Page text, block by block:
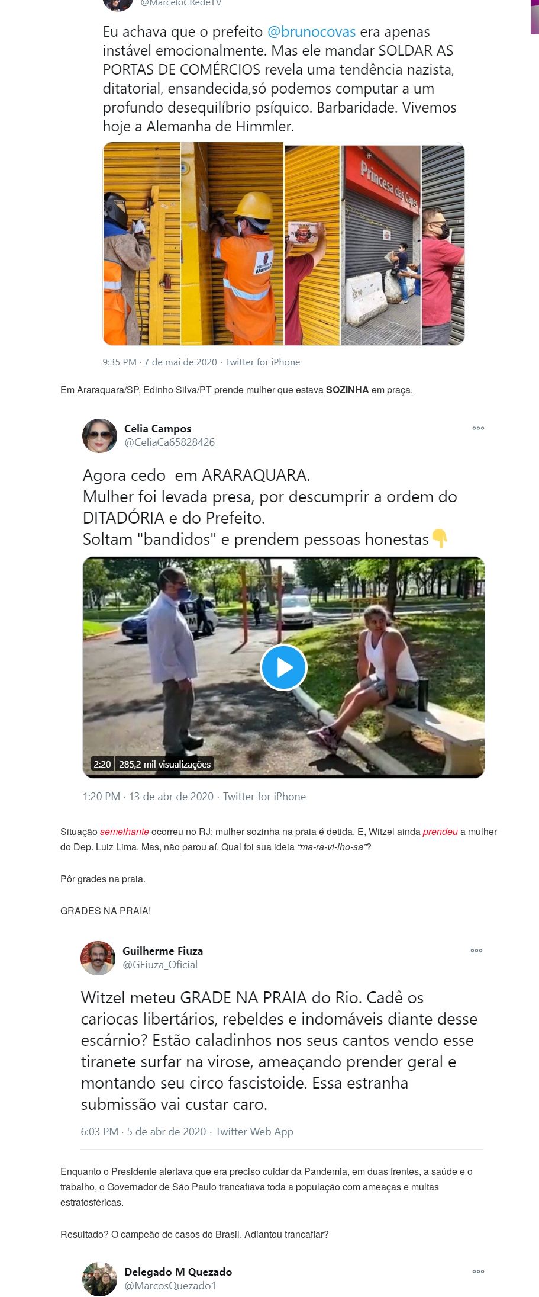
Em Araraquara/SP, Edinho Silva/PT prende mulher que estavaSOZINHA em praça.
Situaçãosemelhanteocorreu no RJ: mulher sozinha na praia é detida. E, Witzel aindaprendeua mulher
do Dep. Luiz Lima. Mas, não parou aí. Qual foi sua ideia “ma-ra-vi-lho-sa”?
Pôr grades na praia.
GRADES NA PRAIA!
Enquanto o Presidente alertava que era preciso cuidar da Pandemia, em duas frentes, a saúde e o
trabalho, o Governador de São Paulo trancafiava toda a população com ameaças e multas
estratosféricas.
Resultado? O campeão de casos do Brasil. Adiantou trancafiar?